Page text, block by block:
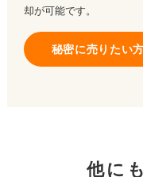
却が可能です。
秘密に売りたい方
他に